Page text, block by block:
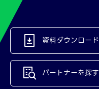
資料ダウンロード
パートナーを探す